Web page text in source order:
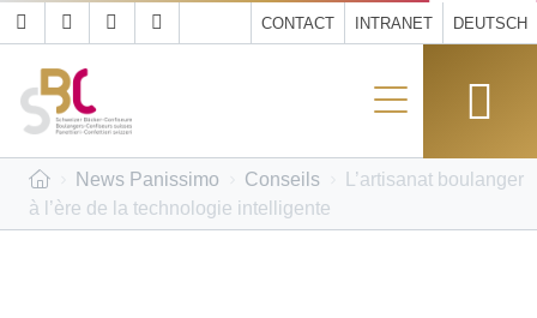
CONTACT INTRANET DEUTSCH
News Panissimo Conseils
L’artisanat boulanger
à l’ère de la technologie intelligente